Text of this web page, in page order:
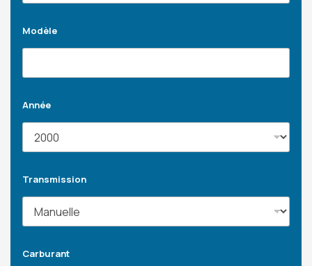
Modèle
Année
Transmission
Carburant